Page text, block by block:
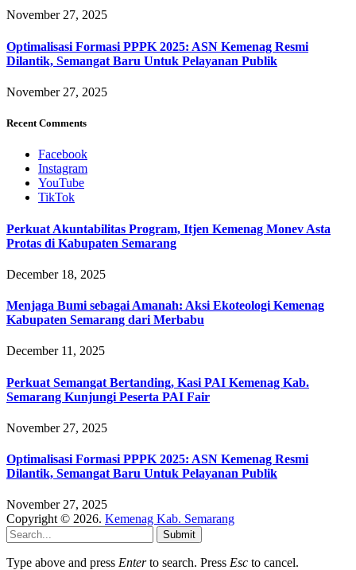
November 27, 2025
Optimalisasi Formasi PPPK 2025: ASN Kemenag Resmi
Dilantik, Semangat Baru Untuk Pelayanan Publik
November 27, 2025
Recent Comments
Facebook
Instagram
YouTube
TikTok
Perkuat Akuntabilitas Program, Itjen Kemenag Monev Asta
Protas di Kabupaten Semarang
December 18, 2025
Menjaga Bumi sebagai Amanah: Aksi Ekoteologi Kemenag
Kabupaten Semarang dari Merbabu
December 11, 2025
Perkuat Semangat Bertanding, Kasi PAI Kemenag Kab.
Semarang Kunjungi Peserta PAI Fair
November 27, 2025
Optimalisasi Formasi PPPK 2025: ASN Kemenag Resmi
Dilantik, Semangat Baru Untuk Pelayanan Publik
November 27, 2025
Copyright © 2026. Kemenag Kab. Semarang
Submit
Type above and press Enterto search. Press Esc to cancel.